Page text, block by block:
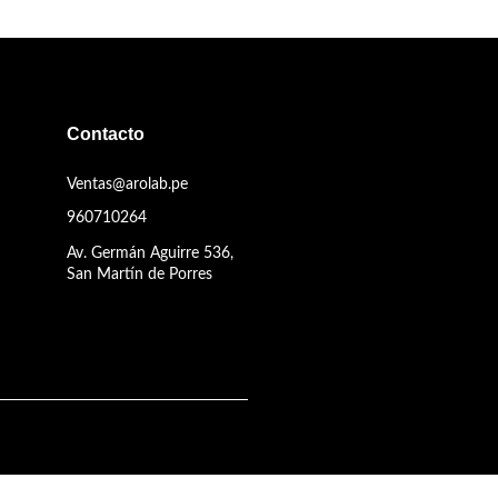
Contacto
Ventas@arolab.pe
960710264
Av. Germán Aguirre 536,
San Martín de Porres